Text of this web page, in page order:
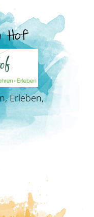
Hof
Erleben,